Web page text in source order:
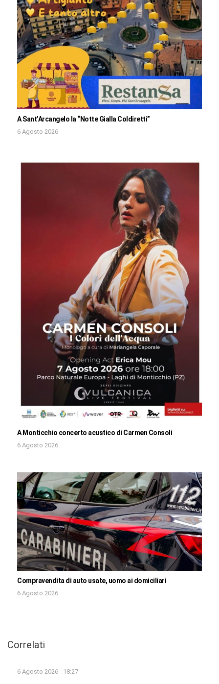
A Sant’Arcangelo la “Notte Gialla Coldiretti”
6 Agosto 2026
A Monticchio concerto acustico di Carmen Consoli
6 Agosto 2026
Compravendita di auto usate, uomo ai domiciliari
6 Agosto 2026
Correlati
6 Agosto 2026 - 18:27